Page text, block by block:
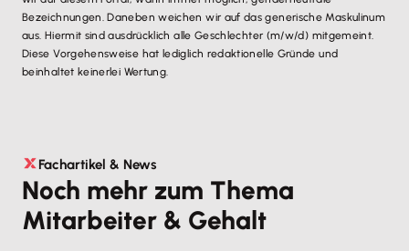
Bezeichnungen. Daneben weichen wir auf das generische Maskulinum
aus. Hiermit sind ausdrücklich alle Geschlechter (m/w/d) mitgemeint.
Diese Vorgehensweise hat lediglich redaktionelle Gründe und
beinhaltet keinerlei Wertung.
Fachartikel & News
Noch mehr zum Thema
Mitarbeiter & Gehalt